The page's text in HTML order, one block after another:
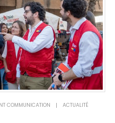
COMMUNICATION
ACTUALITÉ